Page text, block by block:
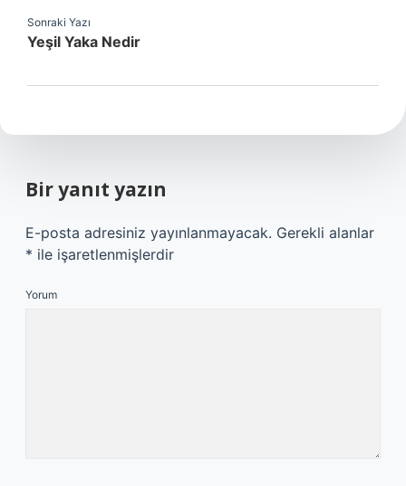
Sonraki Yazı
Yeşil Yaka Nedir
Bir yanıt yazın
E-posta adresiniz yayınlanmayacak. Gerekli alanlar
* ile işaretlenmişlerdir
Yorum